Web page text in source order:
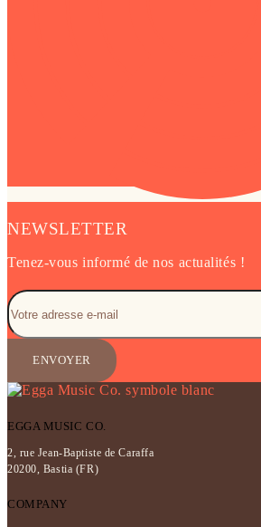
NEWSLETTER
Tenez-vous informé de nos actualités !
EGGA MUSIC CO.
2, rue Jean-Baptiste de Caraffa
20200, Bastia (FR)
COMPANY